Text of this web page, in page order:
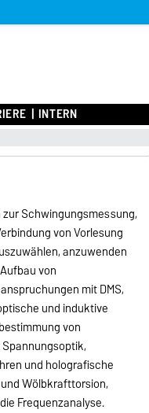
INTERN
Schwingungsmessung,
von Vorlesung
anzuwenden
von
mit DMS,
und induktive
von
und holografische
Wölbkrafttorsion,
Frequenzanalyse.